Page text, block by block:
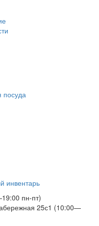
посуда
инвентарь
пн-пт)
25с1 (10:00—